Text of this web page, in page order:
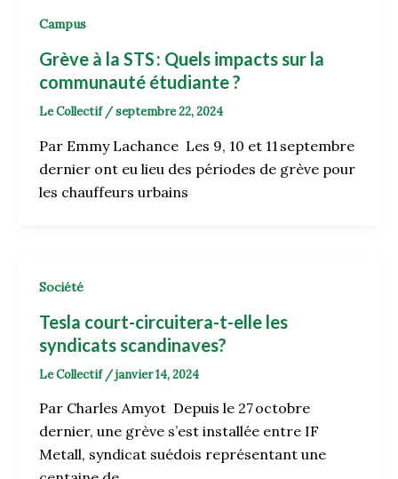
Campus
Grève à la STS : Quels impacts sur la
communauté étudiante ?
Le Collectif /septembre 22, 2024
Par Emmy Lachance Les 9, 10 et 11 septembre
dernier ont eu lieu des périodes de grève pour
les chauffeurs urbains
Société
Tesla court-circuitera-t-elle les
syndicats scandinaves?
Le Collectif /janvier 14, 2024
Par Charles Amyot Depuis le 27 octobre
dernier, une grève s’est installée entre IF
Metall, syndicat suédois représentant une